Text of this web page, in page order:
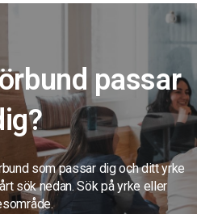
passar
som passar dig och ditt yrke
sök nedan. Sök på yrke eller